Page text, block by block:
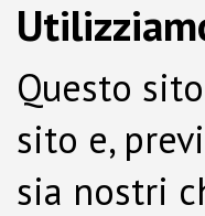
Questo
sito e,
sia nostri